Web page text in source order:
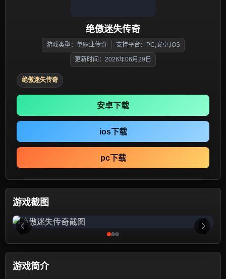
绝傲迷失传奇
游戏类型：单职业传奇 支持平台：PC,安卓,iOS
更新时间：2026年06月29日
绝傲迷失传奇
安卓下载
ios下载
pc下载
游戏截图
游戏简介